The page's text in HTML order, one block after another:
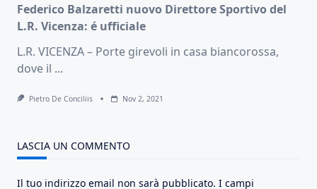
Federico Balzaretti nuovo Direttore Sportivo del
L.R. Vicenza: é ufficiale
L.R. VICENZA – Porte girevoli in casa biancorossa,
dove il ...
Pietro De Conciliis Nov 2, 2021
LASCIA UN COMMENTO
Il tuo indirizzo email non sarà pubblicato. I campi